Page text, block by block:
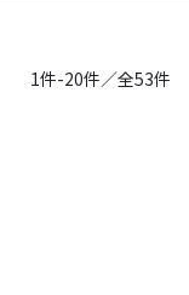
1件-20件／全53件